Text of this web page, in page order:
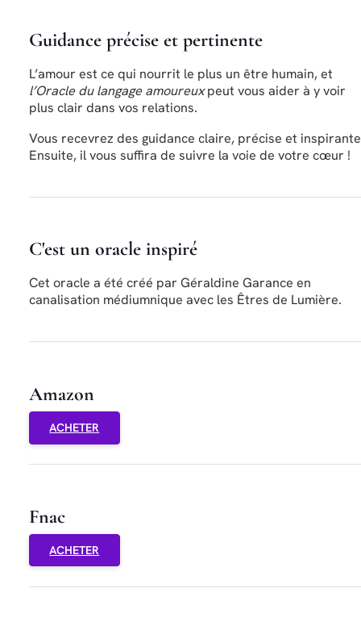
Guidance précise et pertinente
L’amour est ce qui nourrit le plus un être humain, et
l’Oracle du langage amoureuxpeut vous aider à y voir
plus clair dans vos relations.
Vous recevrez des guidance claire, précise et
Ensuite, il vous suffira de suivre la voie de votre cœur !
C'est un oracle inspiré
Cet oracle a été créé par Géraldine Garance en
canalisation médiumnique avec les Êtres de Lumière.
Amazon
ACHETER
Fnac
ACHETER